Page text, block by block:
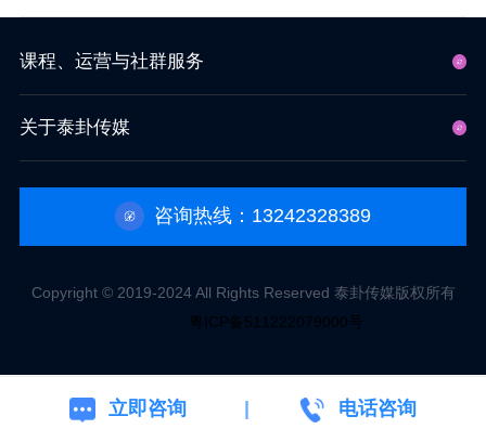
课程、运营与社群服务
关于泰卦传媒
咨询热线：13242328389
Copyright © 2019-2024 All Rights Reserved 泰卦传媒版权所有
粤ICP备511222079000号
立即咨询 电话咨询